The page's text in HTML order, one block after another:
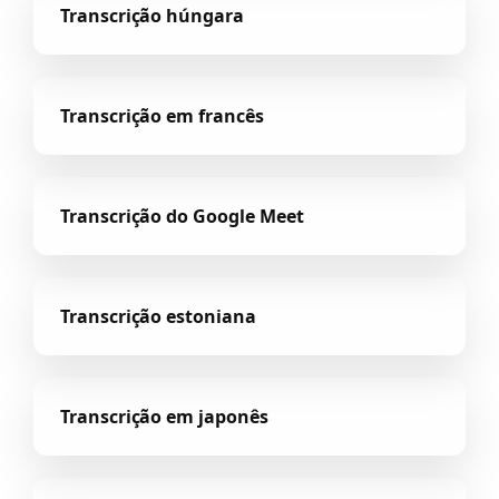
Transcrição húngara
Transcrição em francês
Transcrição do Google Meet
Transcrição estoniana
Transcrição em japonês